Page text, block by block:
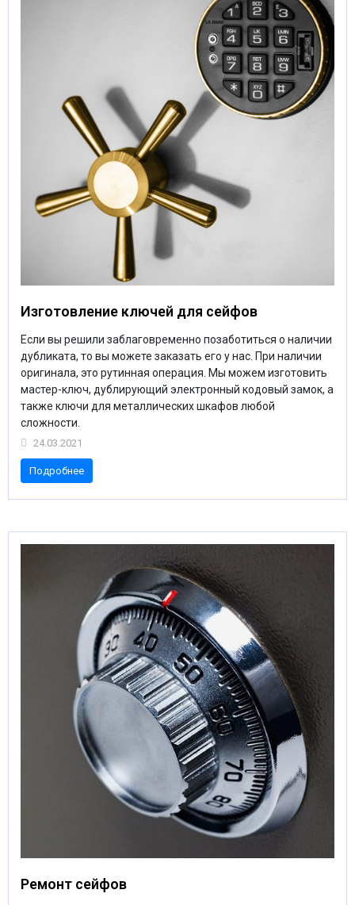
Изготовление ключей для сейфов
Если вы решили заблаговременно позаботиться о наличии
дубликата, то вы можете заказать его у нас. При наличии
оригинала, это рутинная операция. Мы можем изготовить
мастер-ключ, дублирующий электронный кодовый замок, а
также ключи для металлических шкафов любой
сложности.
24.03.2021
Подробнее
Ремонт сейфов